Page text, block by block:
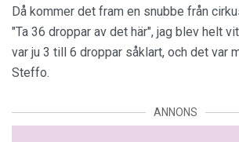
Då kommer det fram en snubbe från
"Ta 36 droppar av det här", jag blev helt
var ju 3 till 6 droppar såklart, och det var
Steffo.
ANNONS